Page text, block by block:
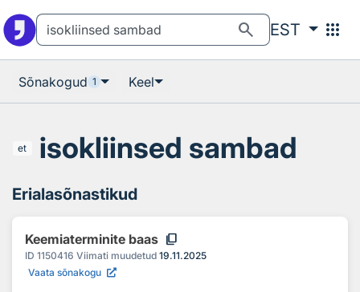
search EST apps
Sõnakogud 1 Keel
et isokliinsed sambad
Erialasõnastikud
Keemiaterminite baas content_copy
ID 1150416 Viimati muudetud 19.11.2025
Vaata sõnakogu